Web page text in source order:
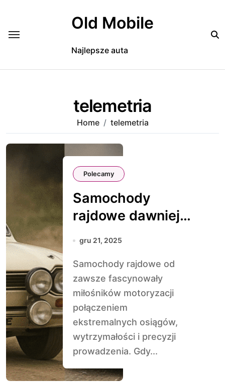
Old Mobile
Najlepsze auta
telemetria
Home telemetria
Polecamy
Samochody
rajdowe dawniej i
dziś – co się
zmieniło
gru 21, 2025
Samochody rajdowe od
zawsze fascynowały
miłośników motoryzacji
połączeniem
ekstremalnych osiągów,
wytrzymałości i precyzji
prowadzenia. Gdy...